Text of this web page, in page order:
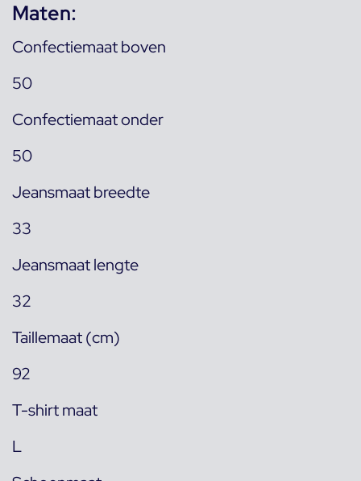
Maten:
Confectiemaat boven
50
Confectiemaat onder
50
Jeansmaat breedte
33
Jeansmaat lengte
32
Taillemaat (cm)
92
T-shirt maat
L